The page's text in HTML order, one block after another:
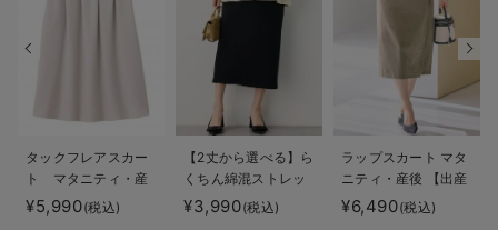
タックフレアスカー
ト マタニティ・産
後【出産後も長く着
られる】
¥5,990(税込)
【2丈から選べる】ら
くちん綿混ストレッ
チリブナロースカー
ト マタニティ・産
¥3,990(税込)
ラップスカート マタ
ニティ・産後 【出産
後も長く使える】
¥6,490(税込)